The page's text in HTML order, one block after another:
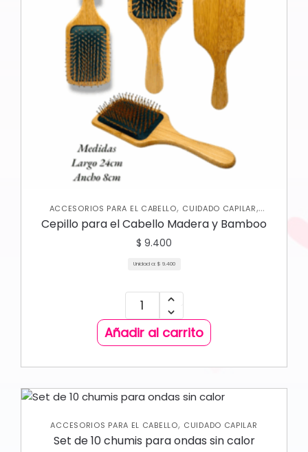
ACCESORIOS PARA EL CABELLO, CUIDADO CAPILAR,
VARIEDADES
Cepillo para el Cabello Madera y Bamboo
$ 9.400
Unidad a: $ 9.400
Añadir al carrito
ACCESORIOS PARA EL CABELLO, CUIDADO CAPILAR
Set de 10 chumis para ondas sin calor